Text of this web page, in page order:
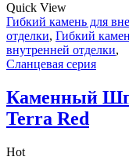
Quick View
Гибкий камень для
отделки, Гибкий
внутренней отделки,
Сланцевая серия
Каменный
Terra Red
Hot